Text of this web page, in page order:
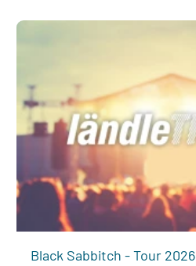
Black Sabbitch - Tour 2026